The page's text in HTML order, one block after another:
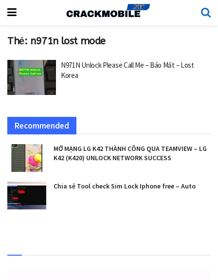
Thẻ: n971n lost mode
N971N Unlock Please Call Me – Báo Mất – Lost
Korea
Recommended
MỞ MẠNG LG K42 THÀNH CÔNG QUA TEAMVIEW – LG
K42 (K420) UNLOCK NETWORK SUCCESS
Chia sẻ Tool check Sim Lock Iphone free – Auto